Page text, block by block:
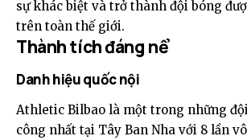
sự khác biệt và trở thành đội bóng
trên toàn thế giới.
Thành tích đáng nể
Danh hiệu quốc nội
Athletic Bilbao là một trong những
công nhất tại Tây Ban Nha với 8 lần